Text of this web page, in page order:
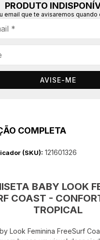
PRODUTO
email que te avisaremos
AVISE-ME
COMPLETA
(SKU): 121601326
BABY LOOK
COAST -
TROPICAL
Look Feminina FreeSurf